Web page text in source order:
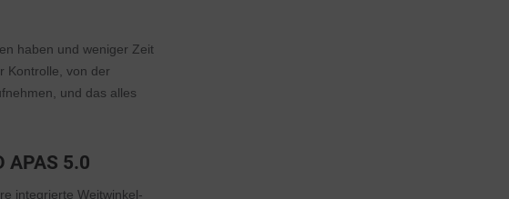
haben und weniger Zeit
Kontrolle, von der
und das alles
APAS 5.0
integrierte Weitwinkel-